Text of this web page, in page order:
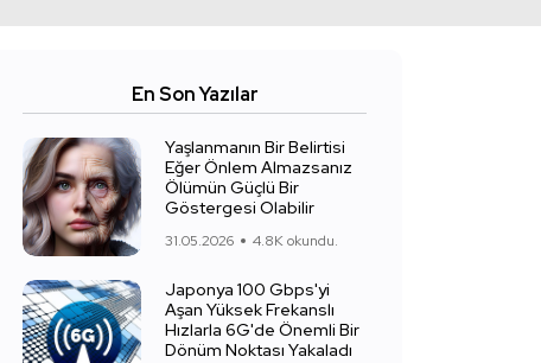
En Son Yazılar
Yaşlanmanın Bir Belirtisi
Eğer Önlem Almazsanız
Ölümün Güçlü Bir
Göstergesi Olabilir
31.05.2026 4.8K okundu.
Japonya 100 Gbps'yi
Aşan Yüksek Frekanslı
Hızlarla 6G'de Önemli Bir
Dönüm Noktası Yakaladı